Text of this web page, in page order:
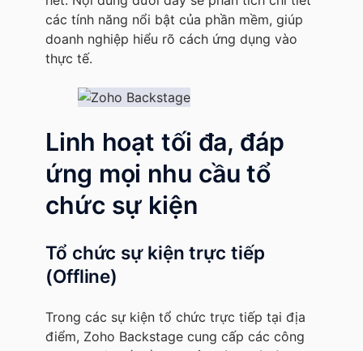
các tính năng nổi bật của phần mềm, giúp
doanh nghiệp hiểu rõ cách ứng dụng vào
thực tế.
Linh hoạt tối đa, đáp
ứng mọi nhu cầu tổ
chức sự kiện
Tổ chức sự kiện trực tiếp
(Offline)
Trong các sự kiện tổ chức trực tiếp tại địa
điểm, Zoho Backstage cung cấp các công